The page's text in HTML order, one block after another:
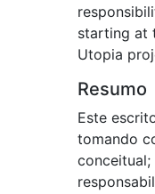
starting at
Utopia
Resumo
Este
tomando